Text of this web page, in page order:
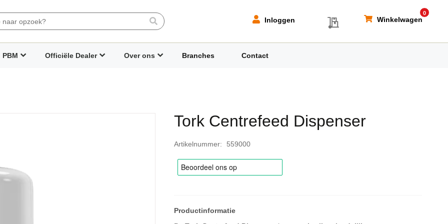
Winkelwagen
0
My Quote
Inloggen
Search
PBM Officiële Dealer Over ons Branches Contact
Tork Centrefeed Dispenser
Artikelnummer 559000